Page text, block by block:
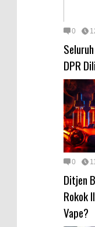
0
DPR
0
Ditjen
Rokok
Vape?